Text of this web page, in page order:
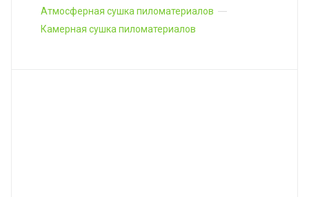
Атмосферная сушка пиломатериалов
Камерная сушка пиломатериалов